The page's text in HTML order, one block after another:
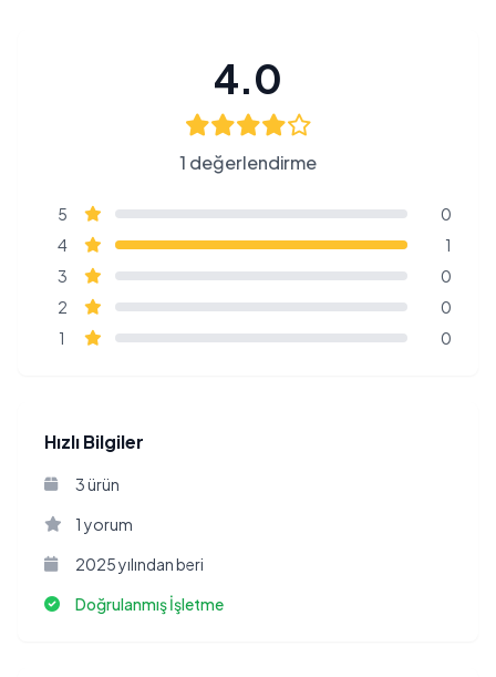
4.0
1 değerlendirme
5
0
4
1
3
0
2
0
1
0
Hızlı Bilgiler
3 ürün
1 yorum
2025 yılından beri
Doğrulanmış İşletme